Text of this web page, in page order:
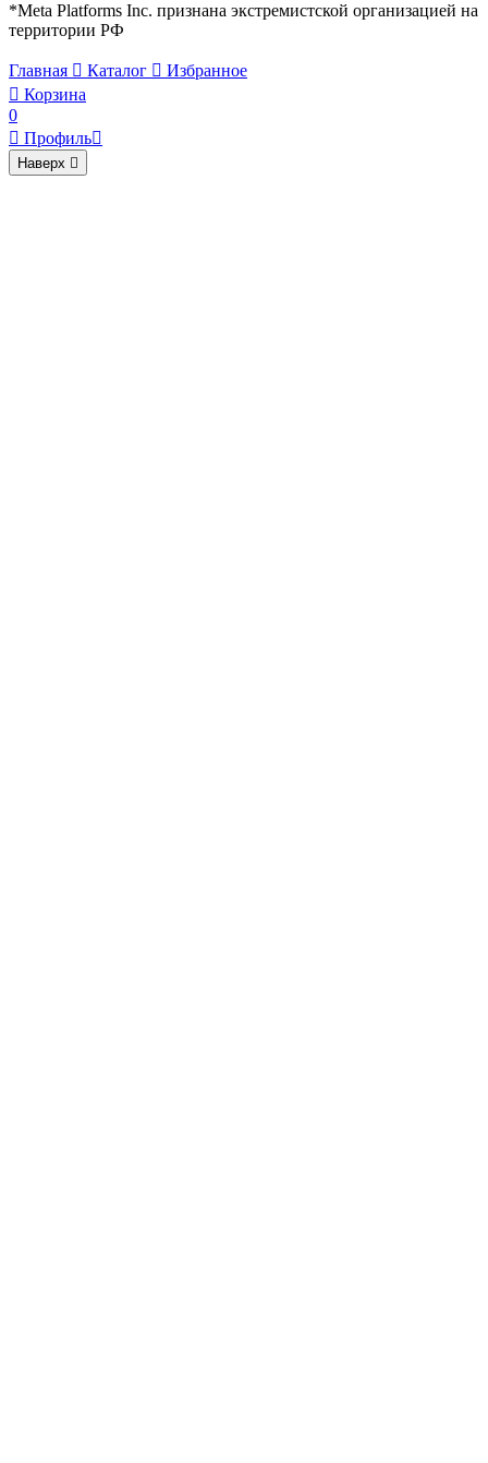
*Meta Platforms Inc. признана экстремистской организацией на
территории РФ
Главная  Каталог  Избранное
 Корзина
0
 Профиль
Наверх 